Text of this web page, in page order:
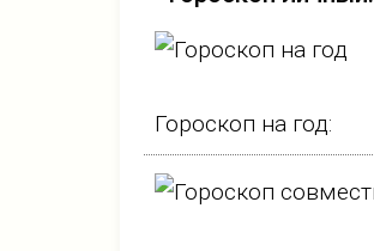
Гороскоп на год: